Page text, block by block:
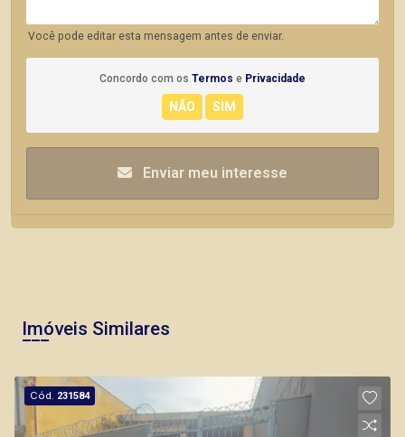
Você pode editar esta mensagem antes de enviar.
Concordo com os Termos e Privacidade
Enviar meu interesse
Imóveis Similares
Cód. 231584